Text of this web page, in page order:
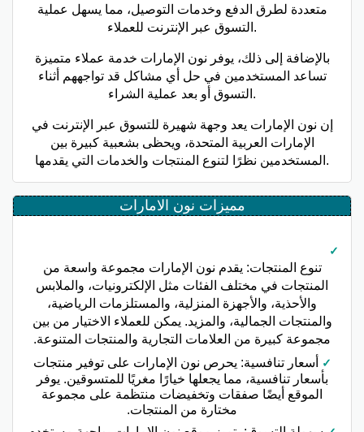
متعددة لطرق الدفع وخدمات التوصيل، مما يسهل عملية
التسوق عبر الإنترنت للعملاء.
بالإضافة إلى ذلك، يوفر نون الإمارات خدمة عملاء متميزة
تساعد المستخدمين في حل أي مشاكل قد تواجههم أثناء
التسوق أو بعد عملية الشراء.
إن نون الإمارات يعد وجهة شهيرة للتسوق عبر الإنترنت في
الإمارات العربية المتحدة، ويحظى بشعبية كبيرة بين
المستخدمين نظرًا لتنوع المنتجات والخدمات التي يقدمها.
مميزات نون الامارات
تنوع المنتجات: يقدم نون الإمارات مجموعة واسعة من
المنتجات في مختلف الفئات مثل الإلكترونيات، والملابس
والأحذية، والأجهزة المنزلية، والمستلزمات الرياضية،
والمنتجات الجمالية، والمزيد. يمكن للعملاء الاختيار من بين
مجموعة كبيرة من العلامات التجارية والمنتجات المتنوعة.
أسعار تنافسية: يحرص نون الإمارات على توفير منتجات
بأسعار تنافسية، مما يجعلها خيارًا مغريًا للمتسوقين. يوفر
الموقع أيضًا صفقات وتخفيضات منتظمة على مجموعة
مختارة من المنتجات.